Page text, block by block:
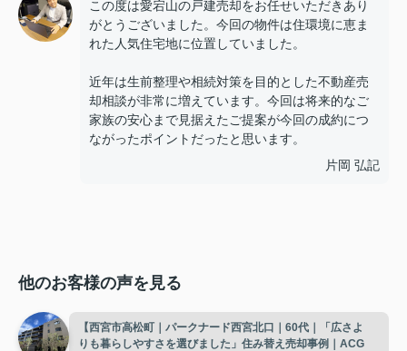
この度は愛宕山の戸建売却をお任せいただきあり
がとうございました。今回の物件は住環境に恵ま
れた人気住宅地に位置していました。
近年は生前整理や相続対策を目的とした不動産売
却相談が非常に増えています。今回は将来的なご
家族の安心まで見据えたご提案が今回の成約につ
ながったポイントだったと思います。
片岡 弘記
他のお客様の声を見る
【西宮市高松町｜パークナード西宮北口｜60代｜「広さよ
りも暮らしやすさを選びました」住み替え売却事例｜ACG